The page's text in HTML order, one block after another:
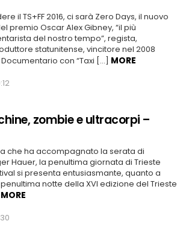
il TS+FF 2016, ci sarà Zero Days, il nuovo
premio Oscar Alex Gibney, “il più
del nostro tempo”, regista,
statunitense, vincitore nel 2008
con “Taxi […] MORE
zombie e ultracorpi –
che ha accompagnato la serata di
Hauer, la penultima giornata di Trieste
si presenta entusiasmante, quanto a
notte della XVI edizione del Trieste
MORE